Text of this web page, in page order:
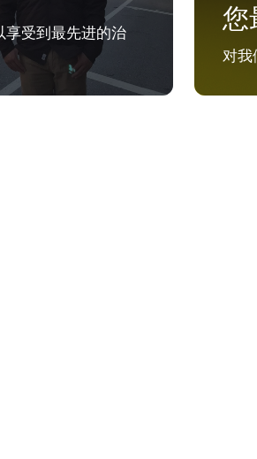
享受到最先进的治
您
对我